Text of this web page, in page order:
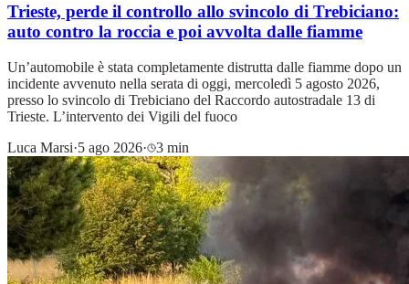
Trieste, perde il controllo allo svincolo di Trebiciano:
auto contro la roccia e poi avvolta dalle fiamme
Un’automobile è stata completamente distrutta dalle fiamme dopo un
incidente avvenuto nella serata di oggi, mercoledì 5 agosto 2026,
presso lo svincolo di Trebiciano del Raccordo autostradale 13 di
Trieste. L’intervento dei Vigili del fuoco
Luca Marsi·5 ago 2026· 3 min